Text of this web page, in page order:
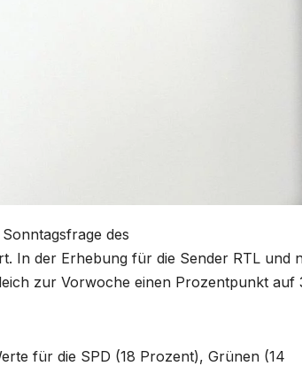
des
In der Erhebung für die Sender RTL und
zur Vorwoche einen Prozentpunkt auf
für die SPD (18 Prozent), Grünen (14